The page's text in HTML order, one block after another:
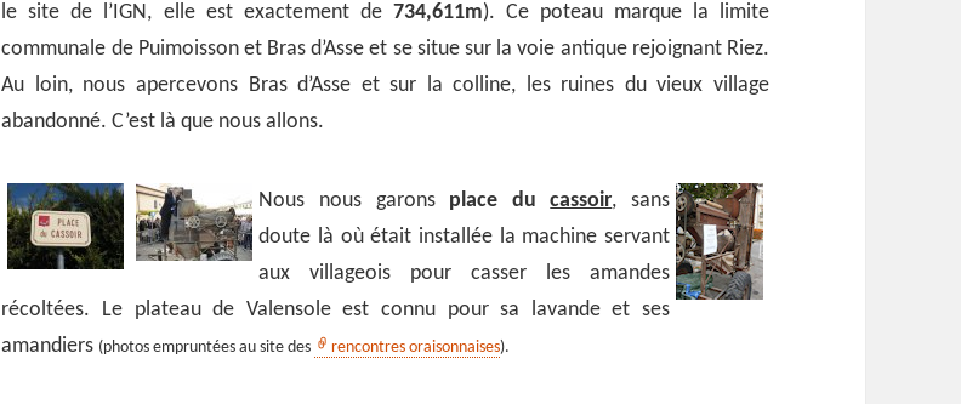
le site de l’IGN, elle est exactement de 734,611m). Ce poteau marque la limite
communale de Puimoisson et Bras d’Asse et se situe sur la voie antique rejoignant Riez.
Au loin, nous apercevons Bras d’Asse et sur la colline, les ruines du vieux village
abandonné. C’est là que nous allons.
Nous nous garons place ducassoir, sans
doute là où était installée la machine servant
aux villageois pour casser les amandes
récoltées. Le plateau de Valensole est connu pour sa lavande et ses
amandiers (photos empruntées au site des rencontres oraisonnaises).